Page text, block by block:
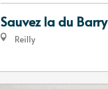
Sauvez la du Barry
Reilly